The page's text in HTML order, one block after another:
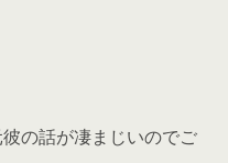
の話が凄まじいのでご